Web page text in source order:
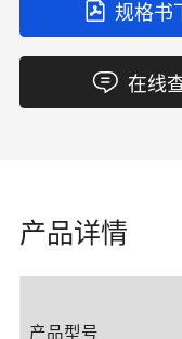
规格书
在线
产品详情
产品型号